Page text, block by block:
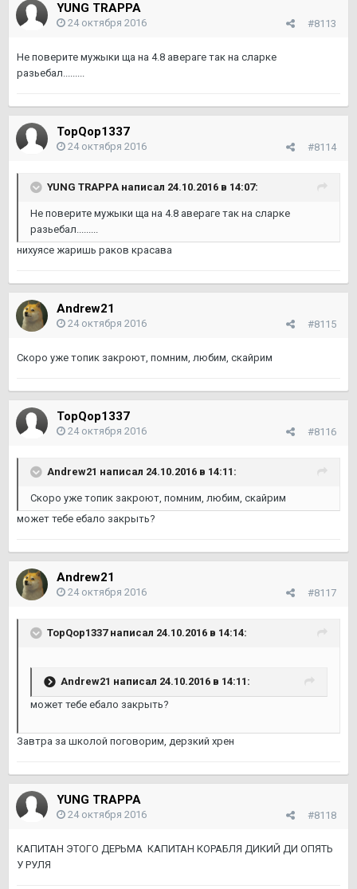
YUNG TRAPPA
#8113
24 октября 2016
Не поверите мужыки ща на 4.8 авераге так на сларке
разьебал.........
TopQop1337
#8114
24 октября 2016
YUNG TRAPPA написал 24.10.2016 в 14:07:
Не поверите мужыки ща на 4.8 авераге так на сларке
разьебал.........
нихуясе жаришь раков красава
Andrew21
#8115
24 октября 2016
Скоро уже топик закроют, помним, любим, скайрим
TopQop1337
#8116
24 октября 2016
Andrew21 написал 24.10.2016 в 14:11:
Скоро уже топик закроют, помним, любим, скайрим
может тебе ебало закрыть?
Andrew21
#8117
24 октября 2016
TopQop1337 написал 24.10.2016 в 14:14:
Andrew21 написал 24.10.2016 в 14:11:
может тебе ебало закрыть?
Завтра за школой поговорим, дерзкий хрен
YUNG TRAPPA
#8118
24 октября 2016
КАПИТАН ЭТОГО ДЕРЬМА КАПИТАН КОРАБЛЯ ДИКИЙ ДИ ОПЯТЬ
У РУЛЯ